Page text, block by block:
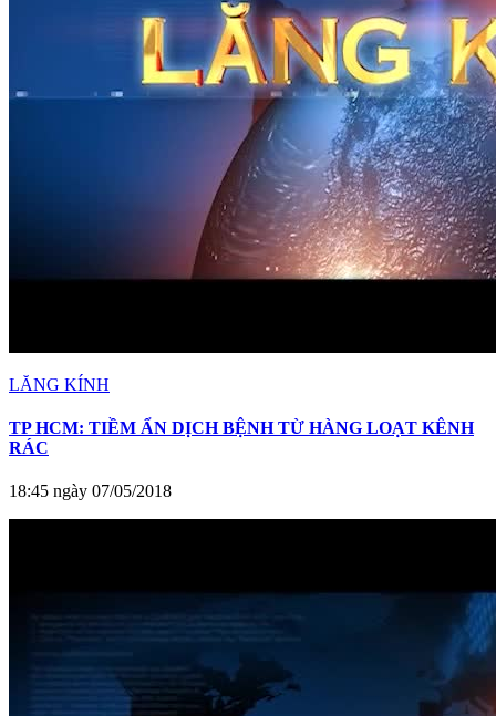
LĂNG KÍNH
TP HCM: TIỀM ẨN DỊCH BỆNH TỪ HÀNG LOẠT KÊNH
RÁC
18:45 ngày 07/05/2018